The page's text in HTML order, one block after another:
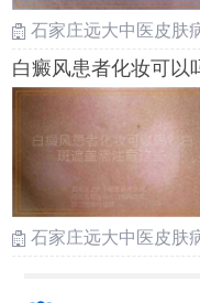
石家庄远大中医皮
白癜风患者化妆可以
石家庄远大中医皮